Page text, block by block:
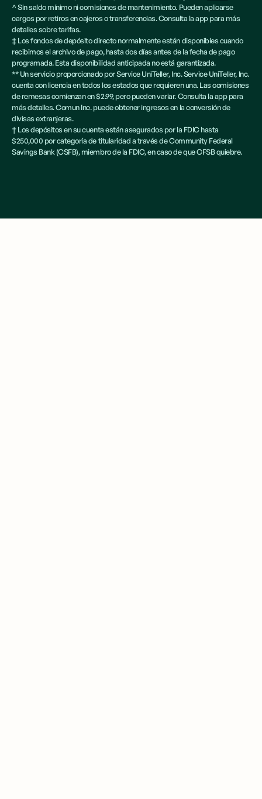
^ Sin saldo mínimo ni comisiones de mantenimiento. Pueden aplicarse
cargos por retiros en cajeros o transferencias. Consulta la app para más
detalles sobre tarifas.
‡ Los fondos de depósito directo normalmente están disponibles cuando
recibimos el archivo de pago, hasta dos días antes de la fecha de pago
programada. Esta disponibilidad anticipada no está garantizada.
** Un servicio proporcionado por Service UniTeller, Inc. Service UniTeller, Inc.
cuenta con licencia en todos los estados que requieren una. Las comisiones
de remesas comienzan en $2.99, pero pueden variar. Consulta la app para
más detalles. Comun Inc. puede obtener ingresos en la conversión de
divisas extranjeras.
† Los depósitos en su cuenta están asegurados por la FDIC hasta
$250,000 por categoría de titularidad a través de Community Federal
Savings Bank (CSFB), miembro de la FDIC, en caso de que CFSB quiebre.